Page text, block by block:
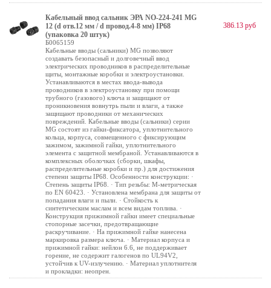
Кабельный ввод сальник ЭРА NO-224-241 MG
12 (d отв.12 мм / d провод.4-8 мм) IP68
(упаковка 20 штук)
Б0065159
Кабельные вводы (сальники) MG позволяют
создавать безопасный и долговечный ввод
электрических проводников в распределительные
щиты, монтажные коробки и электроустановки.
Устанавливаются в местах ввода-вывода
проводников в электроустановку при помощи
трубного (газового) ключа и защищают от
проникновения вовнутрь пыли и влаги, а также
защищают проводники от механических
повреждений. Кабельные вводы (сальники) серии
MG состоят из гайки-фиксатора, уплотнительного
кольца, корпуса, совмещенного с фиксирующим
зажимом, зажимной гайки, уплотнительного
элемента с защитной мембраной. Устанавливаются в
комплексных оболочках (сборки, шкафы,
распределительные коробки и пр.) для достижения
степени защиты IP68. Особенности конструкции: ·
Степень защиты IP68. · Тип резьбы: М-метрическая
по EN 60423. · Установлена мембрана для защиты от
попадания влаги и пыли. · Стойкость к
синтетическим маслам и всем видам топлива. ·
Конструкция прижимной гайки имеет специальные
стопорные засечки, предотвращающие
раскручивание. · На прижимной гайке нанесена
маркировка размера ключа. · Материал корпуса и
прижимной гайки: нейлон 6.6, не поддерживает
горение, не содержит галогенов по UL94V2,
устойчив к UV-излучению. · Материал уплотнителя
и прокладки: неопрен.
386.13 руб